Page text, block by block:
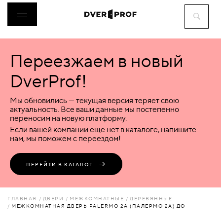
ДВЕРИ
ФУРНИТУРА
ВОРОТА
ПЕРЕГОРОДКИ
Переезжаем в новый
DverProf!
Мы обновились — текущая версия теряет свою
актуальность. Все ваши данные мы постепенно
переносим на новую платформу.
Если вашей компании еще нет в каталоге, напишите
нам, мы поможем с переездом!
ПЕРЕЙТИ В КАТАЛОГ
ГЛАВНАЯ ДВЕРИ МЕЖКОМНАТНЫЕ
ДЕРЕВЯННЫЕ
МЕЖКОМНАТНАЯ ДВЕРЬ PALERMO 2A (ПАЛЕРМО 2A) ДО